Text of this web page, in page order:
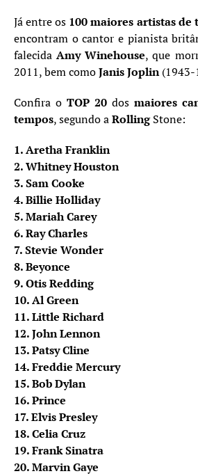
Já entre os 100 maiores artistas de
encontram o cantor e pianista
falecidaAmy Winehouse, que
2011, bem comoJanis Joplin(1943-
Confira o TOP 20 dos maiores
tempos, segundo aRollingStone:
1. Aretha Franklin
2. Whitney Houston
3. Sam Cooke
4. Billie Holliday
5. Mariah Carey
6. Ray Charles
7. Stevie Wonder
8. Beyonce
9. Otis Redding
10. Al Green
11. Little Richard
12. John Lennon
13. Patsy Cline
14. Freddie Mercury
15. Bob Dylan
16. Prince
17. Elvis Presley
18. Celia Cruz
19. Frank Sinatra
20. Marvin Gaye